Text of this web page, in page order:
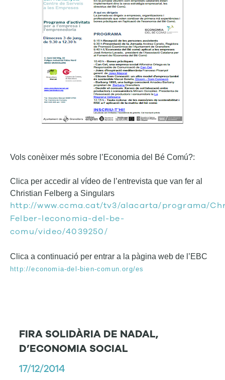
Vols conèixer més sobre l’Economia del Bé Comú?:
Clica per accedir al vídeo de l’entrevista que van fer al
Christian Felberg a Singulars
http://www.ccma.cat/tv3/alacarta/programa/
Felber-leconomia-del-be-
comu/video/4039250/
Clica a continuació per entrar a la pàgina web de l’EBC
http://economia-del-bien-comun.org/es
FIRA SOLIDÀRIA DE NADAL,
D’ECONOMIA SOCIAL
17/12/2014